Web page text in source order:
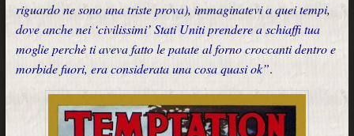
riguardo ne sono una triste prova), immaginatevi a quei tempi,
dove anche nei ‘civilissimi’ Stati Uniti prendere a schiaffi tua
moglie perchè ti aveva fatto le patate al forno croccanti dentro e
morbide fuori, era considerata una cosa quasi ok”.